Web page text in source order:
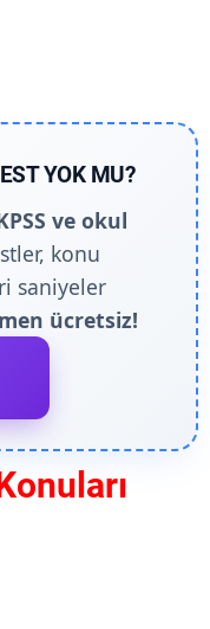
YOK MU?
ve okul
konu
saniyeler
ücretsiz!